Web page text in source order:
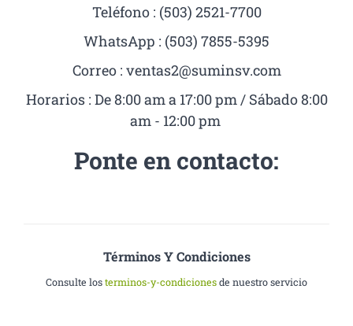
Teléfono : (503) 2521-7700
WhatsApp : (503) 7855-5395
Correo : ventas2@suminsv.com
Horarios : De 8:00 am a 17:00 pm / Sábado 8:00
am - 12:00 pm
Ponte en contacto:
Términos Y Condiciones
Consulte losterminos-y-condicionesde nuestro servicio